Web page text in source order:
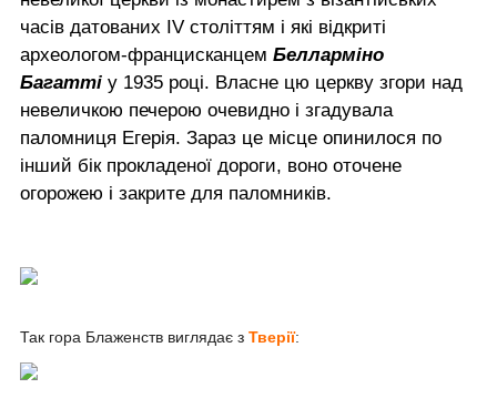
часів датованих IV століттям і які відкриті
археологом-францисканцем Белларміно
Багатті у 1935 році. Власне цю церкву згори над
невеличкою печерою очевидно і згадувала
паломниця Егерія. Зараз це місце опинилося по
інший бік прокладеної дороги, воно оточене
огорожею і закрите для паломників.
Так гора Блаженств виглядає з Тверії: